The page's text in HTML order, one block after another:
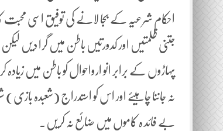
احکام شرعیہ کے بجا لانے کی توفیق اسی محبت
جتنی ظلمتیں اور کدورتیں باطن میں گرا دیں لیکن
پہاڑوں کے برابر انو ارواحوال کو باطن میں
نہ جاننا چاہیئے اور اس کو استدراج (شعبدہ بازی)
بے فائد ہ کاموں میں ضائع نہ کریں۔